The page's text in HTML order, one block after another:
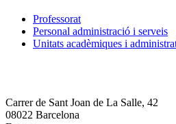
Professorat
Personal administració i serveis
Unitats acadèmiques i
Carrer de Sant Joan de La Salle, 42
08022 Barcelona